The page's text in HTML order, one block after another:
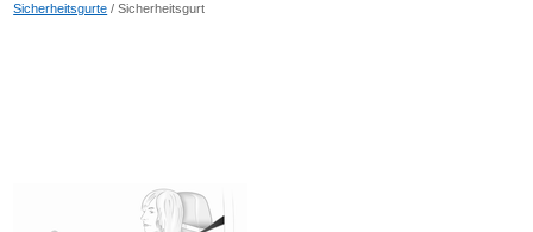
Sicherheitsgurte / Sicherheitsgurt